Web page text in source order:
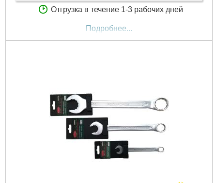
Отгрузка в течение 1-3 рабочих дней
Подробнее...